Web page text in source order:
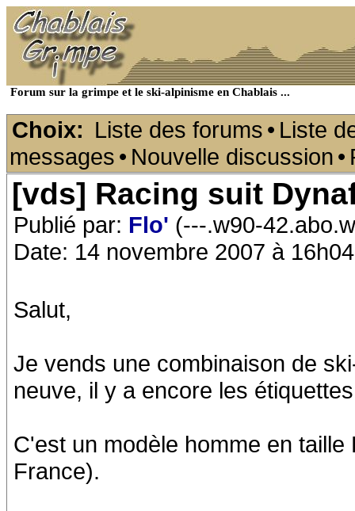
Forum sur la grimpe et le ski-alpinisme en Chablais ...
Choix: Liste des forums • Liste
messages • Nouvelle discussion •
[vds] Racing suit
Publié par: Flo' (---.w90-
Date: 14 novembre 2007 à 16h04
Salut,
Je vends une combinaison de
neuve, il y a encore les
C'est un modèle homme en
France).